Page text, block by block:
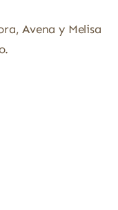
Avena y Melisa